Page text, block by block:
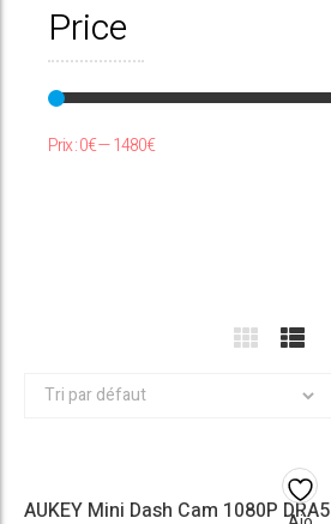
Price
Prix
Prix
Prix :0€—1480€
AUKEY Mini Dash Cam 1080P DRA5